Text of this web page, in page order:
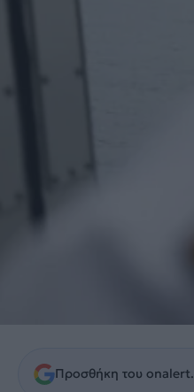
Προσθήκη του